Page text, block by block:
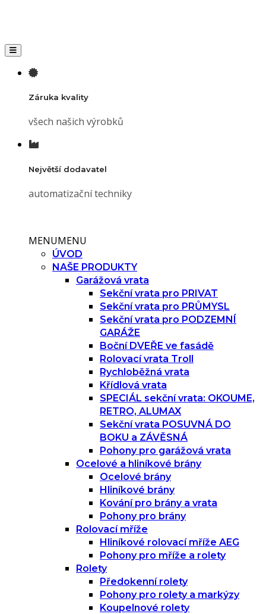
Toggle navigation
Záruka kvality
všech našich výrobků
Největší dodavatel
automatizační techniky
MENUMENU
ÚVOD
NAŠE PRODUKTY
Garážová vrata
Sekční vrata pro PRIVAT
Sekční vrata pro PRŮMYSL
Sekční vrata pro PODZEMNÍ
GARÁŽE
Boční DVEŘE ve fasádě
Rolovací vrata Troll
Rychloběžná vrata
Křídlová vrata
SPECIÁL sekční vrata: OKOUME,
RETRO, ALUMAX
Sekční vrata POSUVNÁ DO
BOKU a ZÁVĚSNÁ
Pohony pro garážová vrata
Ocelové a hliníkové brány
Ocelové brány
Hliníkové brány
Kování pro brány a vrata
Pohony pro brány
Rolovací mříže
Hliníkové rolovací mříže AEG
Pohony pro mříže a rolety
Rolety
Předokenní rolety
Pohony pro rolety a markýzy
Koupelnové rolety